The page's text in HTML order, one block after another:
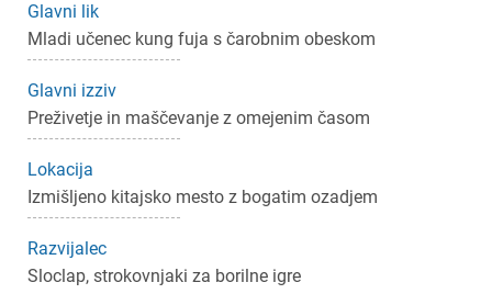
Glavni lik
Mladi učenec kung fuja s čarobnim obeskom
Glavni izziv
Preživetje in maščevanje z omejenim časom
Lokacija
Izmišljeno kitajsko mesto z bogatim ozadjem
Razvijalec
Sloclap, strokovnjaki za borilne igre